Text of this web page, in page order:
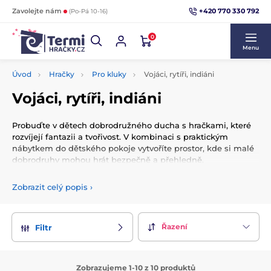
Zavolejte nám (Po-Pá 10-16) +420 770 330 792
0
Menu
Úvod Hračky Pro kluky Vojáci, rytíři, indiáni
Vojáci, rytíři, indiáni
Probuďte v dětech dobrodružného ducha s hračkami, které
rozvíjejí fantazii a tvořivost. V kombinaci s praktickým
nábytkem do dětského pokoje vytvoříte prostor, kde si malé
dobrodruhy mohou hrát bezpečně a přehledně.
Hračky pro malé hrdiny a objevitele
indiánské doplňky přinášejí nekonečné možnosti pro hru na
bojovníky, ochránce hradů či objevitele Divokého západu.
Tyto hračky rozvíjejí kreativitu, podporují představivost a
Zobrazit celý popis ›
Filtr Řazení
Zobrazujeme 1-10 z 10 produktů